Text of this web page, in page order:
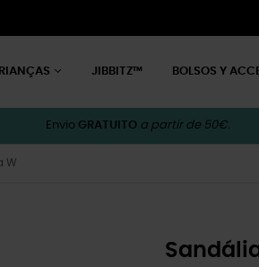
JIBBITZ™ BOLSOS Y
Envio GRATUITO a partir de 50€.
W